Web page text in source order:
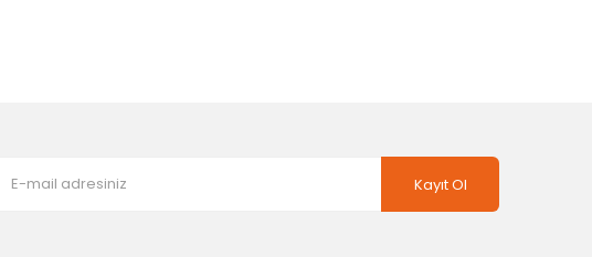
Kayıt Ol